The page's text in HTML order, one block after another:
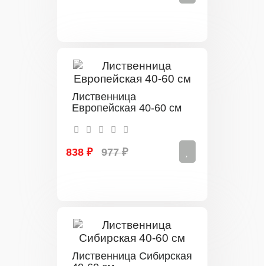
Лиственница
Европейская 40-60 см
838 ₽ 977 ₽
Лиственница Сибирская